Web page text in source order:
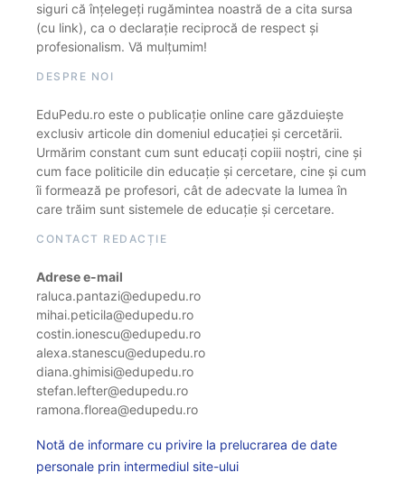
siguri că înțelegeți rugămintea noastră de a cita sursa
(cu link), ca o declarație reciprocă de respect și
profesionalism. Vă mulțumim!
DESPRE NOI
EduPedu.ro este o publicație online care găzduiește
exclusiv articole din domeniul educației și cercetării.
Urmărim constant cum sunt educați copiii noștri, cine și
cum face politicile din educație și cercetare, cine și cum
îi formează pe profesori, cât de adecvate la lumea în
care trăim sunt sistemele de educație și cercetare.
CONTACT REDACȚIE
Adrese e-mail
raluca.pantazi@edupedu.ro
mihai.peticila@edupedu.ro
costin.ionescu@edupedu.ro
alexa.stanescu@edupedu.ro
diana.ghimisi@edupedu.ro
stefan.lefter@edupedu.ro
ramona.florea@edupedu.ro
Notă de informare cu privire la prelucrarea de date
personale prin intermediul site-ului